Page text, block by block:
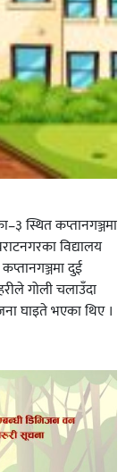
स्थित कप्तानगञ्जमा
विद्यालय
दुई
गोली चलाउँदा
घाइते भएका थिए ।